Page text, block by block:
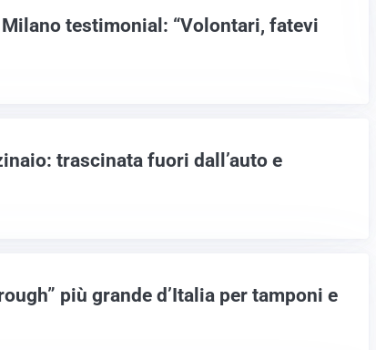
testimonial: “Volontari, fatevi
trascinata fuori dall’auto e
più grande d’Italia per tamponi e